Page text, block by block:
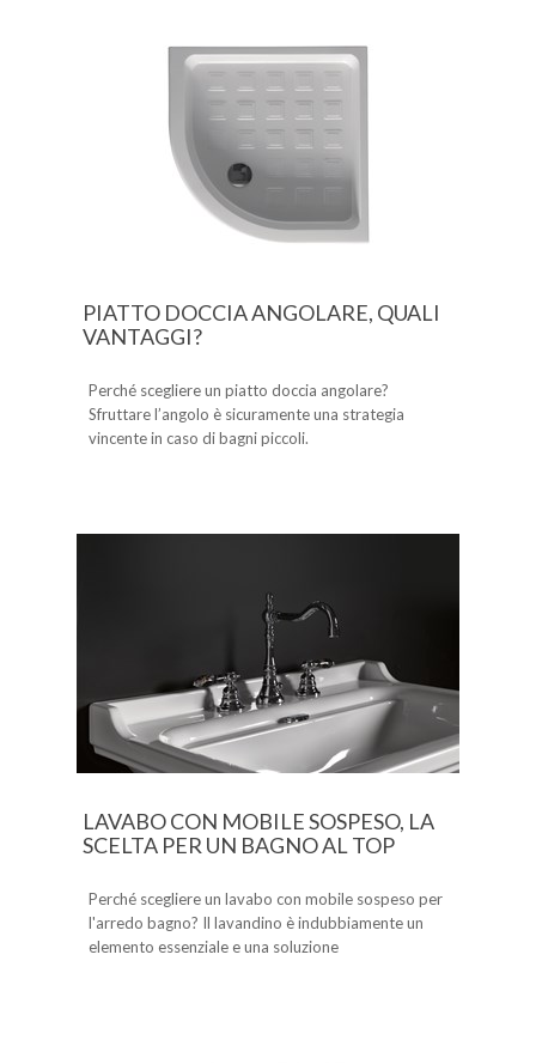
PIATTO DOCCIA ANGOLARE, QUALI
VANTAGGI?
Perché scegliere un piatto doccia angolare?
Sfruttare l’angolo è sicuramente una strategia
vincente in caso di bagni piccoli.
LAVABO CON MOBILE SOSPESO, LA
SCELTA PER UN BAGNO AL TOP
Perché scegliere un lavabo con mobile sospeso per
l'arredo bagno? Il lavandino è indubbiamente un
elemento essenziale e una soluzione